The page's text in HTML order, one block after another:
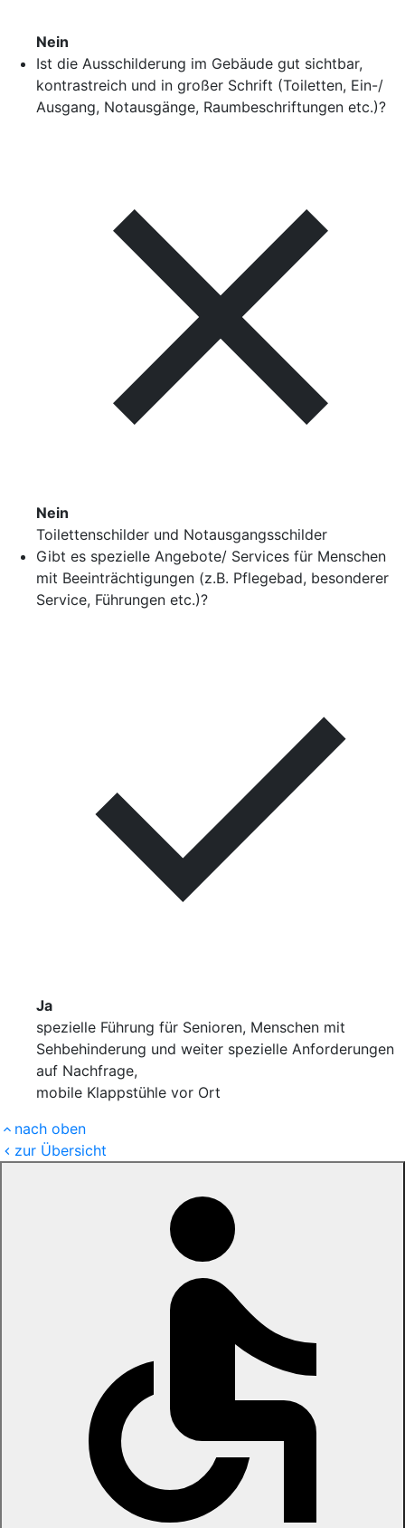
Nein
Ist die Ausschilderung im Gebäude gut sichtbar,
kontrastreich und in großer Schrift (Toiletten, Ein-/
Ausgang, Notausgänge, Raumbeschriftungen etc.)?
Nein
Toilettenschilder und Notausgangsschilder
Gibt es spezielle Angebote/ Services für Menschen
mit Beeinträchtigungen (z.B. Pflegebad, besonderer
Service, Führungen etc.)?
Ja
spezielle Führung für Senioren, Menschen mit
Sehbehinderung und weiter spezielle Anforderungen
auf Nachfrage,
mobile Klappstühle vor Ort
nach oben
zur Übersicht